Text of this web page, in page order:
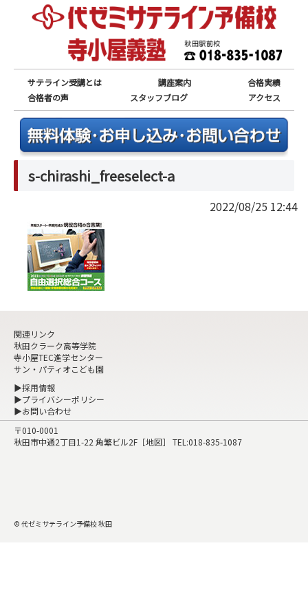
サテライン受講とは 講座案内
合格実績
合格者の声
スタッフブログ アクセス
s-chirashi_freeselect-a
2022/08/25 12:44
関連リンク
秋田クラーク高等学院
寺小屋TEC進学センター
サン・パティオこども園
▶採用情報
▶プライバシーポリシー
▶お問い合わせ
〒010-0001
秋田市中通2丁目1-22 角繁ビル2F［地図］ TEL:018-835-1087
© 代ゼミサテライン予備校 秋田